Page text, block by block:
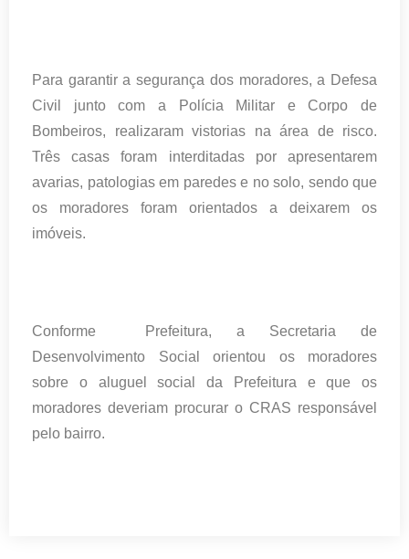
Para garantir a segurança dos moradores, a Defesa
Civil junto com a Polícia Militar e Corpo de
Bombeiros, realizaram vistorias na área de risco.
Três casas foram interditadas por apresentarem
avarias, patologias em paredes e no solo, sendo que
os moradores foram orientados a deixarem os
imóveis.
Conforme Prefeitura, a Secretaria de
Desenvolvimento Social orientou os moradores
sobre o aluguel social da Prefeitura e que os
moradores deveriam procurar o CRAS responsável
pelo bairro.